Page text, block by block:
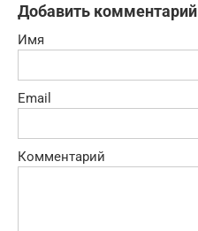
Добавить комментарий
Имя
Email
Комментарий